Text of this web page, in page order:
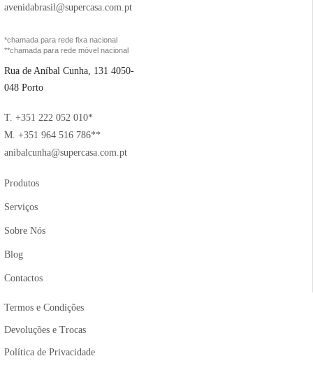
avenidabrasil@supercasa.com.pt
*chamada para rede fixa nacional
**chamada para rede móvel nacional
Rua de Aníbal Cunha, 131 4050-
048 Porto
T. +351 222 052 010*
M. +351 964 516 786**
anibalcunha@supercasa.com.pt
Produtos
Serviços
Sobre Nós
Blog
Contactos
Termos e Condições
Devoluções e Trocas
Política de Privacidade